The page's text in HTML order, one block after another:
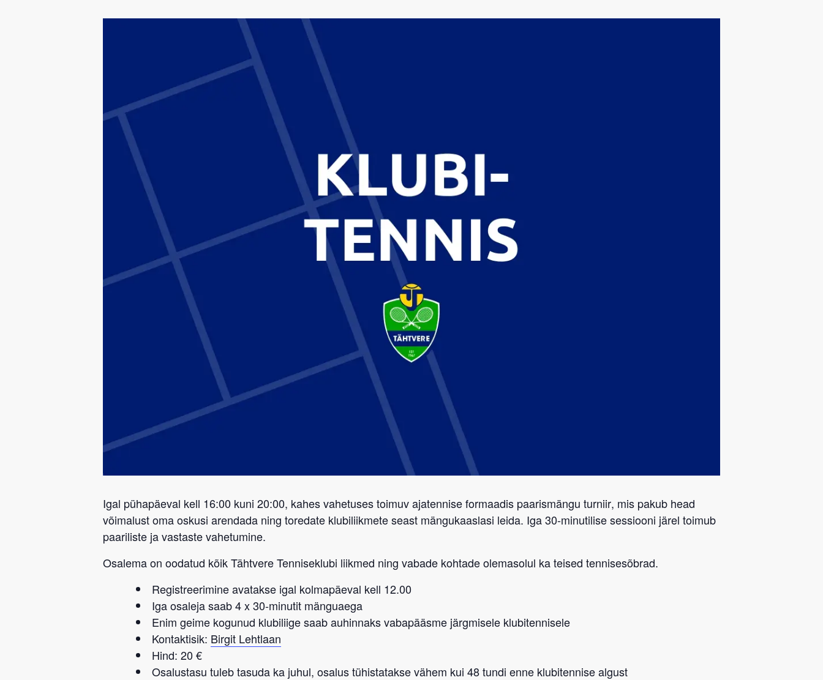
Igal pühapäeval kell 16:00 kuni 20:00, kahes vahetuses toimuv ajatennise formaadis paarismängu turniir, mis pakub head
võimalust oma oskusi arendada ning toredate klubiliikmete seast mängukaaslasi leida. Iga 30-minutilise sessiooni järel toimub
paariliste ja vastaste vahetumine.
Osalema on oodatud kõikTähtvere Tenniseklubi liikmed ning vabade kohtade olemasolul ka teised tennisesõbrad.
Registreerimine avatakse igal kolmapäeval kell 12.00
Iga osaleja saab 4 x 30-minutit mänguaega
Enim geime kogunud klubiliige saab auhinnaks vabapääsme järgmisele klubitennisele
Kontaktisik: Birgit Lehtlaan
Hind: 20 €
Osalustasu tuleb tasuda ka juhul, osalus tühistatakse vähem kui 48 tundi enne klubitennise algust